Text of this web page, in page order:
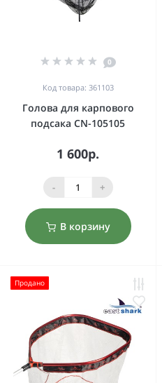
0
Код товара: 361103
Голова для карпового
подсака CN-105105
1 600р.
- +
В корзину
Продано